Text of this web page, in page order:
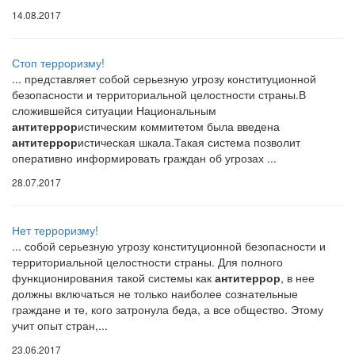
14.08.2017
Стоп терроризму!
... представляет собой серьезную угрозу конституционной
безопасности и территориальной целостности страны.В
сложившейся ситуации Национальным
антитеррористическим коммитетом была введена
антитеррористическая шкала.Такая система позволит
оперативно информировать граждан об угрозах ...
28.07.2017
Нет терроризму!
... собой серьезную угрозу конституционной безопасности и
территориальной целостности страны. Для полного
функционирования такой системы как антитеррор, в нее
должны включаться не только наиболее сознательные
граждане и те, кого затронула беда, а все общество. Этому
учит опыт стран,...
23.06.2017